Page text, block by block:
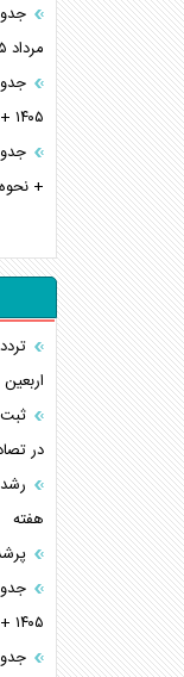
مرداد ۱۴۰۵ + نحوه استعلام
۱۴۰۵ + نحوه استعلام
+
اربعین
در
هفته
۱۴۰۵ + نحوه استعلام